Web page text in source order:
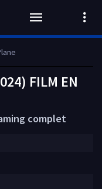
FILM EN
complet